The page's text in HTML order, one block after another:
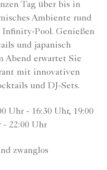
Tag über bis in
Ambiente rund
Infinity-Pool. Genießen
und japanisch
Abend erwartet Sie
mit innovativen
und DJ-Sets.
Uhr - 16:30 Uhr, 19:00
- 22:00 Uhr
zwanglos